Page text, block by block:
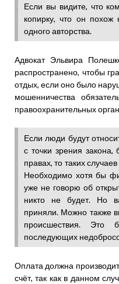
Если вы видите, что
копирку, что он похож
одного авторства.
Адвокат Эльвира
распространено, чтобы
отдых, если оно было
мошенничества
правоохранительных
Если люди будут
с точки зрения
правах, то таких
Необходимо хотя бы
уже не говорю об
никто не будет. Но
приняли. Можно также
происшествия. Это
последующих
Оплата должна
счёт, так как в данном